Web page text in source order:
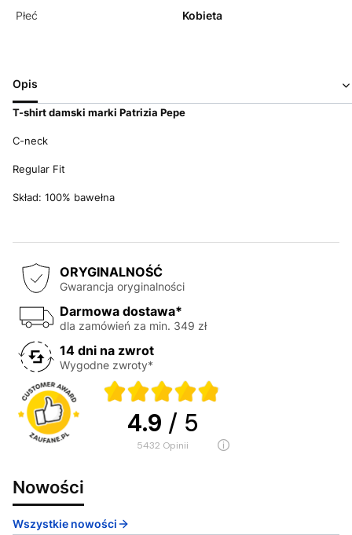
Płeć Kobieta
Opis
T-shirt damski marki Patrizia Pepe
C-neck
Regular Fit
Skład: 100% bawełna
ORYGINALNOŚĆ
Gwarancja oryginalności
Darmowa dostawa*
dla zamówień za min. 349 zł
14 dni na zwrot
Wygodne zwroty*
4.9 / 5
5432 opinii
Nowości
Wszystkie nowości